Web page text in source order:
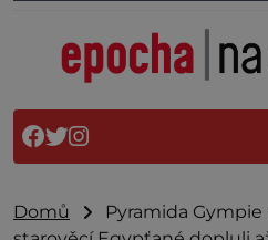
Domů
Pyramida